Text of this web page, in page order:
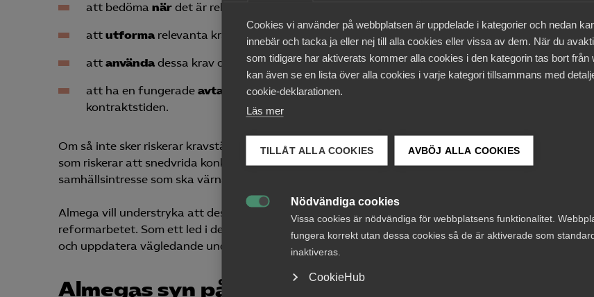
Cookies vi använder på webbplatsen är uppdelade i kategorier och nedan
innebär och tacka ja eller nej till alla cookies eller vissa av dem. När du
som tidigare har aktiverats kommer alla cookies i den kategorin tas bort från
kan även se en lista över alla cookies i varje kategori tillsammans med
cookie-deklarationen.
Läs mer
TILLÅT ALLA COOKIES AVBÖJ ALLA COOKIES
Nödvändiga cookies
Vissa cookies är nödvändiga för webbplatsens funktionalitet.
fungera korrekt utan dessa cookies så de är aktiverade som
inaktiveras.
CookieHub
att bedöma när det är relevant att ställa krav och villkor av dessa slag
att utforma relevanta krav och villkor i dialog med berörd bransch
att använda dessa krav och villkor på ett konsekvent sätt
att ha en fungerade avtalsuppföljningför att säkerställa att kraven och villkoren efterlevs
kontraktstiden.
Om så inte sker riskerar kravställandet endast bli en svårhanterad och administrativt betungande
som riskerar att snedvrida konkurrensförutsättningarna på marknaden – och till oklar nytta för det
samhällsintresse som ska värnas.
Almega vill understryka att dessa grundläggande förutsättningar behöver beaktas i det fortsatta
reformarbetet. Som ett led i detta behöver bland annat Upphandlingsmyndighetens arbete med att
och uppdatera vägledande underlag skalas upp.
Almegas syn på krav att beakta olika